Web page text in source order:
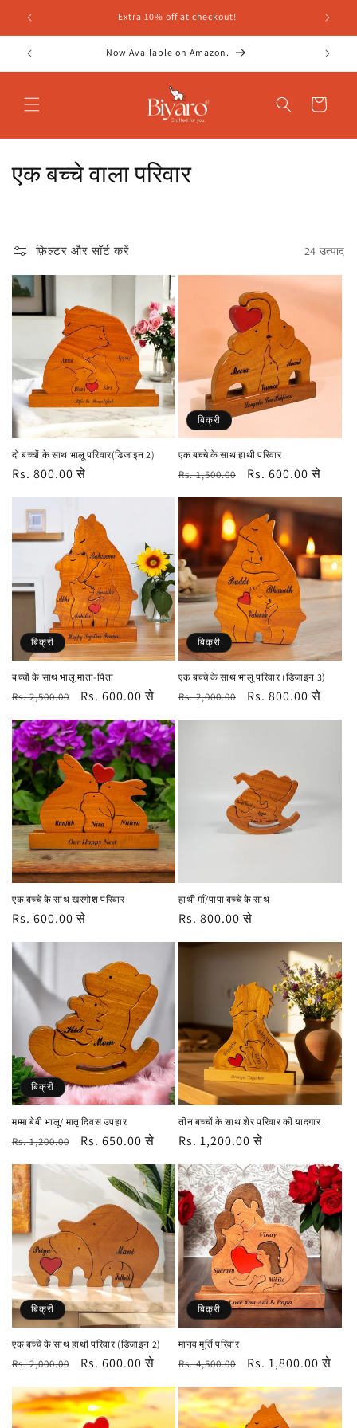
सामग्री
पर जाएं
सभी आदेशों पर मुफ्त शिपिंग!
Whatsapp Helpline- 7697076686
कार्ट
सं
:
एक बच्चे वाला परिवार
फ़िल्टर और सॉर्ट करें 24 उत्पाद
दो बच्चों के साथ भालू परिवार(डिजाइन 2)
नियमित
रूप
मूल्य
Rs. 800.00 से
बिक्री
एक बच्चे के साथ हाथी परिवार
नियमित
रूप
से
मूल्य
Rs. 1,500.00
विक्रय
कीमत
Rs. 600.00 से
बिक्री
बच्चों के साथ भालू माता-पिता
नियमित
रूप
से
मूल्य
Rs. 2,500.00
विक्रय
कीमत
Rs. 600.00 से
बिक्री
एक बच्चे के साथ भालू परिवार (डिजाइन 3)
नियमित
रूप
Rs. 2,000.00
विक्रय
कीमत
Rs. 800.00 से
एक बच्चे के साथ खरगोश परिवार
नियमित
रूप
से
मूल्य
Rs. 600.00 से
हाथी माँ/पापा बच्चे के साथ
नियमित
रूप
Rs. 800.00 से
बिक्री
मम्मा बेबी भालू/ मातृ दिवस उपहार
नियमित
रूप
से
मूल्य
Rs. 1,200.00
विक्रय
कीमत
Rs. 650.00 से
तीन बच्चों के साथ शेर परिवार की यादगार
नियमित
रूप
से
मूल्य
Rs. 1,200.00 से
बिक्री
एक बच्चे के साथ हाथी परिवार (डिजाइन 2)
नियमित
रूप
से
मूल्य
Rs. 2,000.00
विक्रय
कीमत
Rs. 600.00 से
बिक्री
मानव मूर्ति परिवार
नियमित
रूप
से
मूल्य
Rs. 4,500.00
विक्रय
कीमत
Rs. 1,800.00 से